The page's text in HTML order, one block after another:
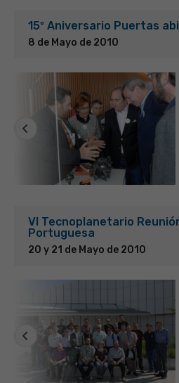
15º Aniversario Puertas
8 de Mayo de 2010
VI Tecnoplanetario
Portuguesa
20 y 21 de Mayo de 2010